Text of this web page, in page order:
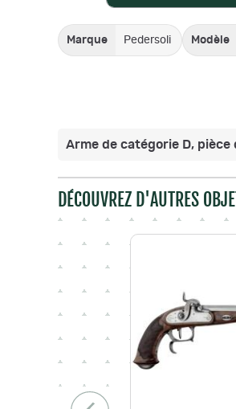
Marque Pedersoli Modèle
Arme de catégorie D,
DÉCOUVREZ D'AUTRES